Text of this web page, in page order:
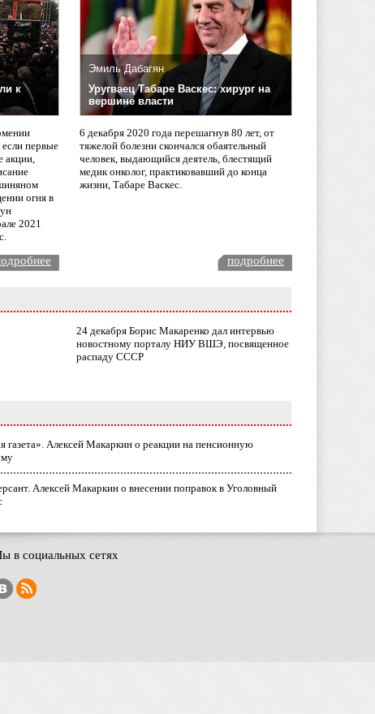
к
первые
акции,
огня в
2021
Эмиль Дабагян
Уругваец Табаре Васкес: хирург на
вершине власти
6 декабря 2020 года перешагнув 80 лет, от
тяжелой болезни скончался обаятельный
человек, выдающийся деятель, блестящий
медик онколог, практиковавший до конца
жизни, Табаре Васкес.
подробнее
24 декабря Борис Макаренко дал интервью
новостному порталу НИУ ВШЭ, посвященное
распаду СССР
газета». Алексей Макаркин о реакции на пенсионную
Алексей Макаркин о внесении поправок в Уголовный
в социальных сетях